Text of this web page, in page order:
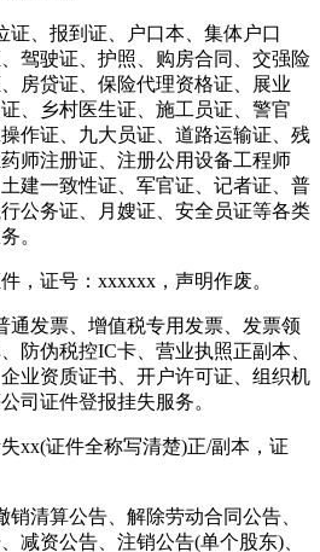
证、报到证、户口本、集体户口
驾驶证、护照、购房合同、交强险
房贷证、保险代理资格证、展业
、乡村医生证、施工员证、警官
作证、九大员证、道路运输证、残
师注册证、注册公用设备工程师
建一致性证、军官证、记者证、普
公务证、月嫂证、安全员证等各类
。
，证号：xxxxxx，声明作废。
通发票、增值税专用发票、发票领
防伪税控IC卡、营业执照正副本、
业资质证书、开户许可证、组织机
司证件登报挂失服务。
xx(证件全称写清楚)正/副本，证
清算公告、解除劳动合同公告、
减资公告、注销公告(单个股东)、